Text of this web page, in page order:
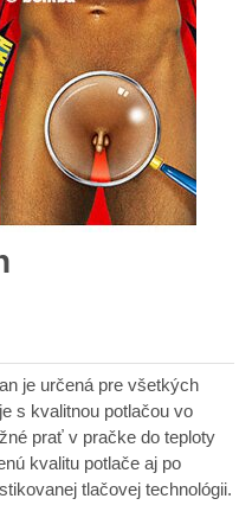
je určená pre všetkých
s kvalitnou potlačou vo
prať v pračke do teploty
kvalitu potlače aj po
tlačovej technológii.